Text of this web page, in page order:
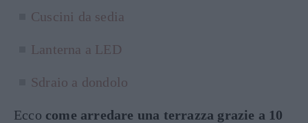
Cuscini da sedia
Lanterna a LED
Sdraio a dondolo
Ecco come arredare una terrazza grazie a 10